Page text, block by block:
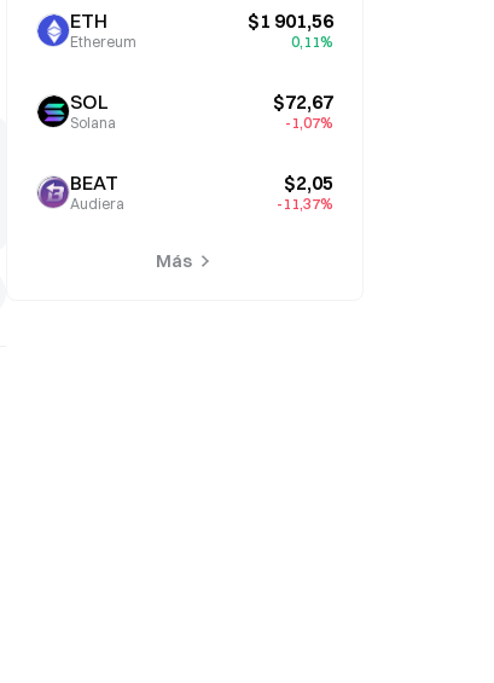
ETH
Ethereum
$1 901,56
0,11%
SOL
Solana
$72,67
-1,07%
BEAT
Audiera
$2,05
-11,37%
Más